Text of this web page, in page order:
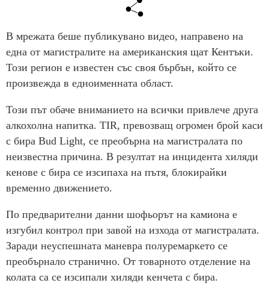
В мрежата беше публикувано видео, направено на
една от магистралите на американския щат Кентъки.
Този регион е известен със своя бърбън, който се
произвежда в едноименната област.
Този път обаче вниманието на всички привлече друга
алкохолна напитка. TIR, превозващ огромен брой каси
с бира Bud Light, се преобърна на магистралата по
неизвестна причина. В резултат на инцидента хиляди
кенове с бира се изсипаха на пътя, блокирайки
временно движението.
По предварителни данни шофьорът на камиона е
изгубил контрол при завой на изхода от магистралата.
Заради неуспешната маневра полуремаркето се
преобърнало странично. От товарното отделение на
колата са се изсипали хиляди кенчета с бира.